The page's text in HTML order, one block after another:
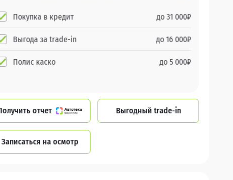
Покупка в кредит до 31 000₽
Выгода за trade-in до 16 000₽
Полис каско до 5 000₽
отчет Выгодный trade-in
Записаться на осмотр